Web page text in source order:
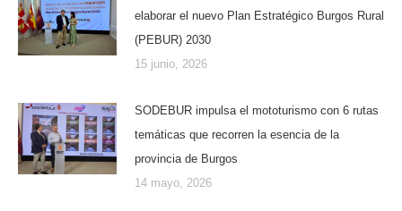
elaborar el nuevo Plan Estratégico Burgos Rural
(PEBUR) 2030
15 junio, 2026
SODEBUR impulsa el mototurismo con 6 rutas
temáticas que recorren la esencia de la
provincia de Burgos
14 mayo, 2026